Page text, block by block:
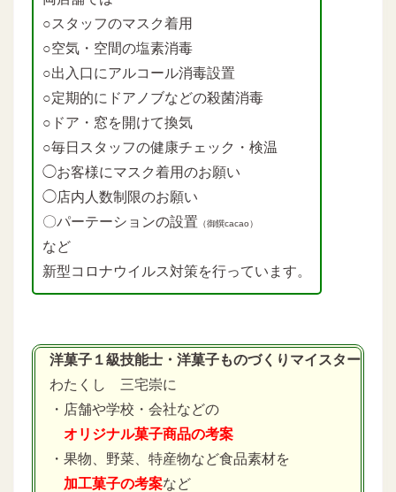
○スタッフのマスク着用
○空気・空間の塩素消毒
○出入口にアルコール消毒設置
○定期的にドアノブなどの殺菌消毒
○ドア・窓を開けて換気
○毎日スタッフの健康チェック・検温
◯お客様にマスク着用のお願い
◯店内人数制限のお願い
〇パーテーションの設置 （御饌cacao）
など
新型コロナウイルス対策を行っています。
洋菓子１級技能士・洋菓子ものづくりマイスター
わたくし 三宅崇に
・店舗や学校・会社などの
オリジナル菓子商品の考案
・果物、野菜、特産物など食品素材を
加工菓子の考案など